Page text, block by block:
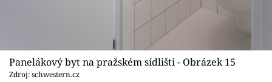
Panelákový byt na pražském sídlišti - Obrázek 15
Zdroj: schwestern.cz